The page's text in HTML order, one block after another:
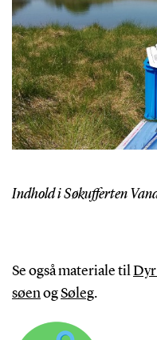
Indhold i Søkufferten
Se også materiale tilDyr
søenogSøleg.